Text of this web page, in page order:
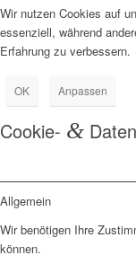
Wir nutzen Cookies auf
essenziell, während
Erfahrung zu verbessern.
OK Anpassen
Cookie- &
Allgemein
Wir benötigen Ihre
können.